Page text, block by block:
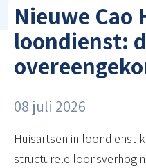
Nieuwe Cao
loondienst:
08 juli 2026
Huisartsen in loondienst
structurele